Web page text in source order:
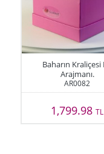
Baharın Kraliçesi
Arajmanı.
AR0082
1,799.98TL